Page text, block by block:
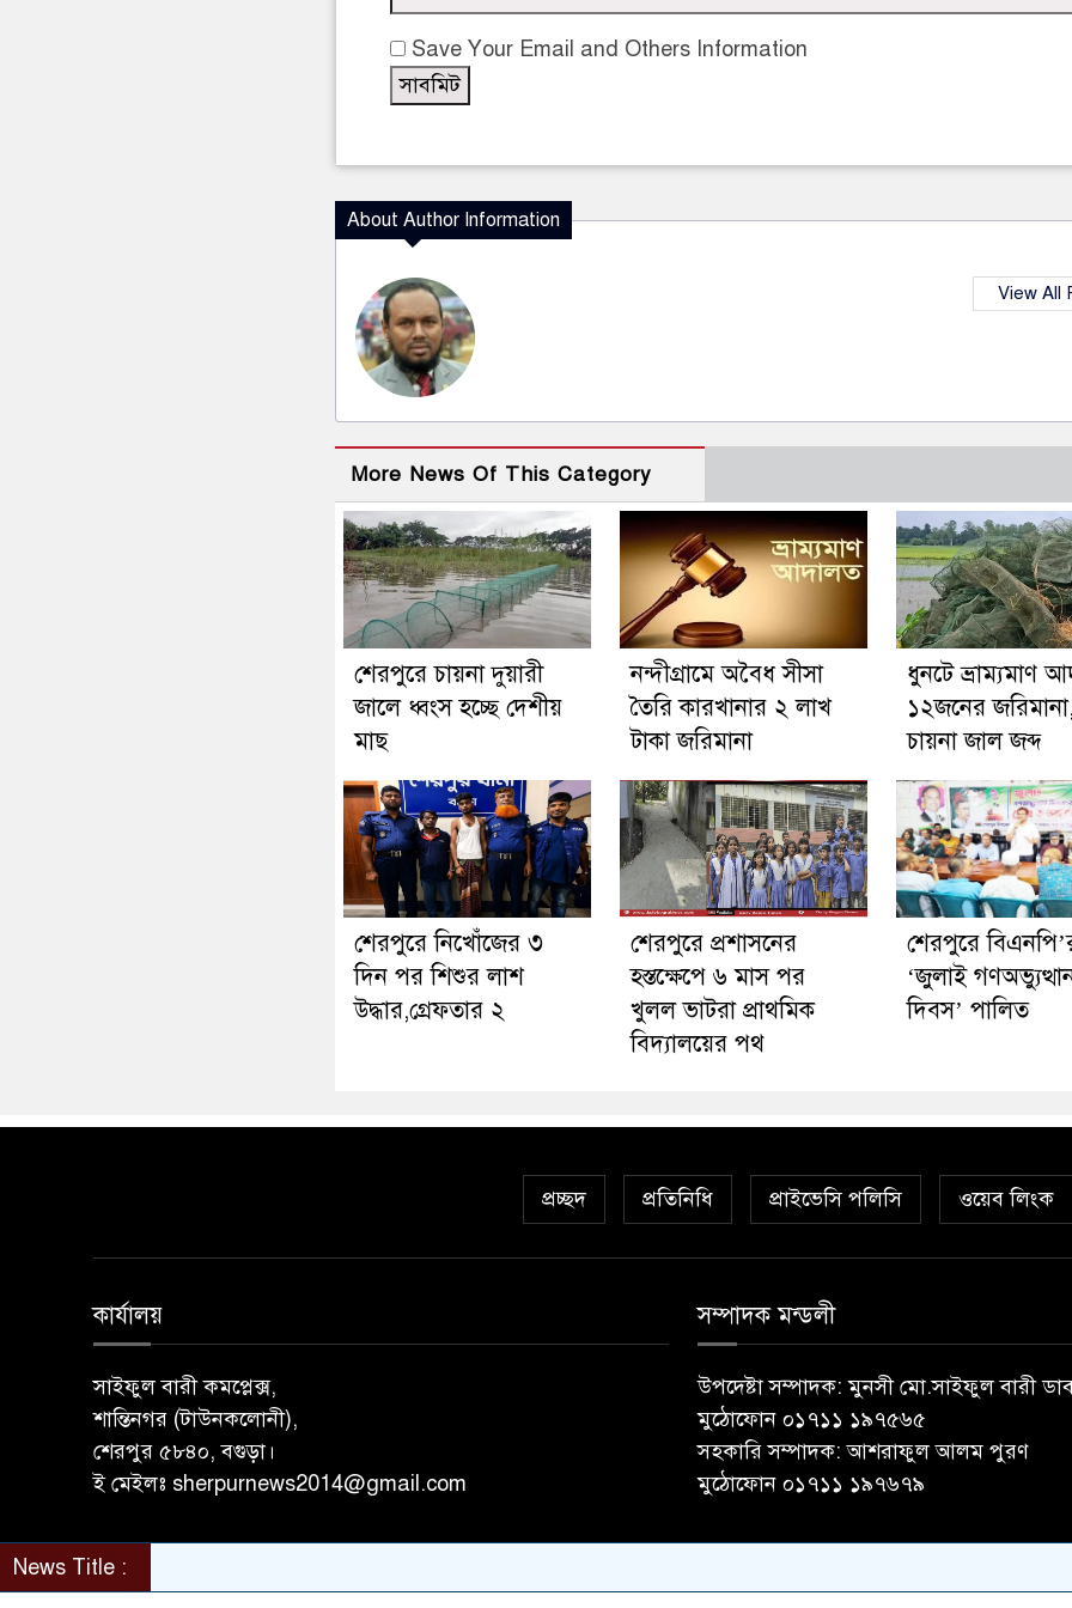
Save Your Email and Others Information
About Author Information
View All
More News Of This Category
শেরপুরে চায়না দুয়ারী
জালে ধ্বংস হচ্ছে দেশীয়
মাছ
নন্দীগ্রামে অবৈধ সীসা
তৈরি কারখানার ২ লাখ
টাকা জরিমানা
ধুনটে ভ্রাম্যমাণ
১২জনের
চায়না জাল জব্দ
শেরপুরে নিখোঁজের ৩
দিন পর শিশুর লাশ
উদ্ধার,গ্রেফতার ২
শেরপুরে প্রশাসনের
হস্তক্ষেপে ৬ মাস পর
খুলল ভাটরা প্রাথমিক
বিদ্যালয়ের পথ
শেরপুরে
‘জুলাই
দিবস’ পালিত
প্রচ্ছদ প্রতিনিধি প্রাইভেসি পলিসি ওয়েব লিংক
কার্যালয়
সাইফুল বারী কমপ্লেক্স,
শান্তিনগর (টাউনকলোনী),
শেরপুর ৫৮৪০, বগুড়া।
ই মেইলঃ sherpurnews2014@gmail.com
সম্পাদক মন্ডলী
উপদেষ্টা সম্পাদক: মুনসী মো.সাইফুল বারী
মুঠোফোন ০১৭১১ ১৯৭৫৬৫
সহকারি সম্পাদক: আশরাফুল আলম পুরণ
মুঠোফোন ০১৭১১ ১৯৭৬৭৯
© All rights reserved © sherpurnews24
News Title :